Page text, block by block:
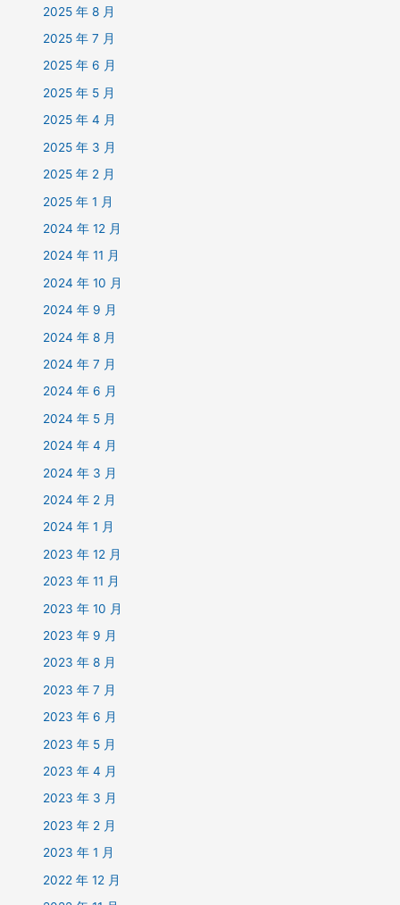
2025 年 8 月
2025 年 7 月
2025 年 6 月
2025 年 5 月
2025 年 4 月
2025 年 3 月
2025 年 2 月
2025 年 1 月
2024 年 12 月
2024 年 11 月
2024 年 10 月
2024 年 9 月
2024 年 8 月
2024 年 7 月
2024 年 6 月
2024 年 5 月
2024 年 4 月
2024 年 3 月
2024 年 2 月
2024 年 1 月
2023 年 12 月
2023 年 11 月
2023 年 10 月
2023 年 9 月
2023 年 8 月
2023 年 7 月
2023 年 6 月
2023 年 5 月
2023 年 4 月
2023 年 3 月
2023 年 2 月
2023 年 1 月
2022 年 12 月